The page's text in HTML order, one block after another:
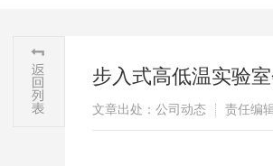
步入式高低温实验
文章出处：公司动态 责任编